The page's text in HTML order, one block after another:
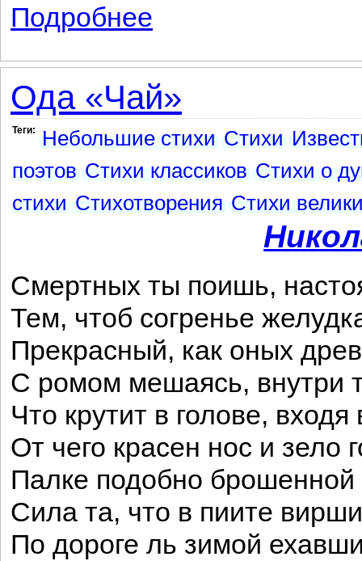
Подробнее
Ода «Чай»
Теги: Небольшие стихи Стихи
поэтов Стихи классиков Стихи о
стихи Стихотворения Стихи
Смертных ты поишь,
Тем, чтоб согренье
Прекрасный, как оных
С ромом мешаясь, внутри
Что крутит в голове,
От чего красен нос и зело
Палке подобно брошенной
Сила та, что в пиите
По дороге ль зимой